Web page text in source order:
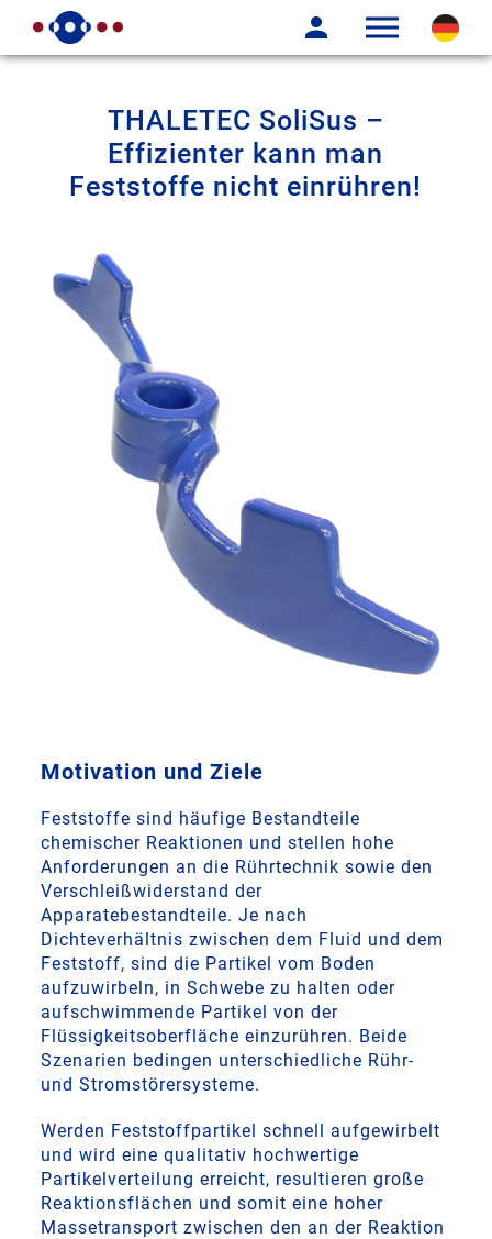
THALETEC SoliSus –
Effizienter kann man
Feststoffe nicht einrühren!
Motivation und Ziele
Feststoffe sind häufige Bestandteile
chemischer Reaktionen und stellen hohe
Anforderungen an die Rührtechnik sowie den
Verschleißwiderstand der
Apparatebestandteile. Je nach
Dichteverhältnis zwischen dem Fluid und dem
Feststoff, sind die Partikel vom Boden
aufzuwirbeln, in Schwebe zu halten oder
aufschwimmende Partikel von der
Flüssigkeitsoberfläche einzurühren. Beide
Szenarien bedingen unterschiedliche Rühr-
und Stromstörersysteme.
Werden Feststoffpartikel schnell aufgewirbelt
und wird eine qualitativ hochwertige
Partikelverteilung erreicht, resultieren große
Reaktionsflächen und somit eine hoher
Massetransport zwischen den an der Reaktion